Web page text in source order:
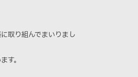
取り組んでまいりまし
す。